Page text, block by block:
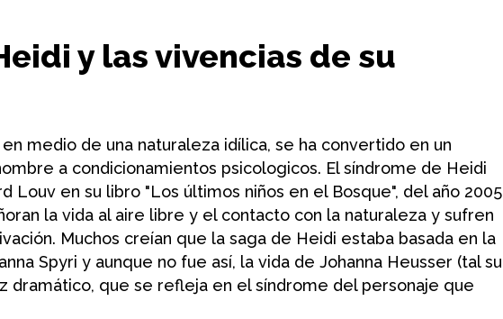
Hoy
y las vivencias de su
medio de una naturaleza idílica, se ha convertido en un
a condicionamientos psicologicos. El síndrome de Heidi
Louv en su libro "Los últimos niños en el Bosque", del año 2005
la vida al aire libre y el contacto con la naturaleza y sufren
Muchos creían que la saga de Heidi estaba basada en la
Spyri y aunque no fue así, la vida de Johanna Heusser (tal su
dramático, que se refleja en el síndrome del personaje que